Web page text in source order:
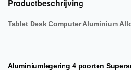
Productbeschrijving
Tablet Desk Computer Aluminium
Aluminiumlegering 4 poorten